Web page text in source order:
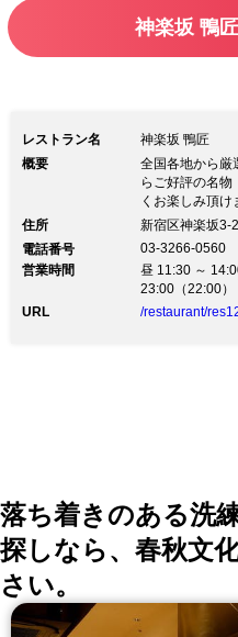
神楽坂 鴨
レストラン名
神楽坂 鴨匠
概要
全国各地から厳
らご好評の名
くお楽しみ頂け
住所
新宿区神楽坂3-
電話番号
03-3266-0560
営業時間
昼 11:30 ～
23:00（22:00）
URL
/restaurant/
落ち着きのある洗
探しなら、春秋文
さい。